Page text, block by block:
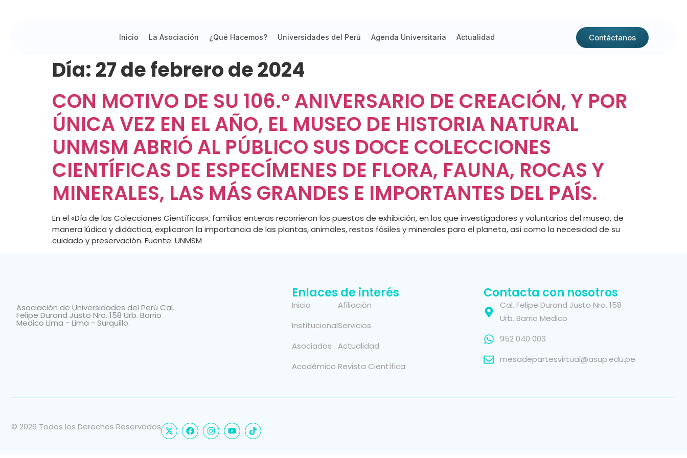
Inicio La Asociación ¿Qué Hacemos? Universidades del Perú Agenda Universitaria Actualidad Contáctanos
Día: 27 de febrero de 2024
CON MOTIVO DE SU 106.º ANIVERSARIO DE CREACIÓN, Y POR
ÚNICA VEZ EN EL AÑO, EL MUSEO DE HISTORIA NATURAL
UNMSM ABRIÓ AL PÚBLICO SUS DOCE COLECCIONES
CIENTÍFICAS DE ESPECÍMENES DE FLORA, FAUNA, ROCAS Y
MINERALES, LAS MÁS GRANDES E IMPORTANTES DEL PAÍS.
En el «Día de las Colecciones Científicas», familias enteras recorrieron los puestos de exhibición, en los que investigadores y voluntarios del museo, de
manera lúdica y didáctica, explicaron la importancia de las plantas, animales, restos fósiles y minerales para el planeta, así como la necesidad de su
cuidado y preservación. Fuente: UNMSM
Asociación de Universidades del Perú Cal.
Felipe Durand Justo Nro. 158 Urb. Barrio
Medico Lima - Lima - Surquillo.
Enlaces de interés
Inicio
Institucional
Asociados
Académico
Afiliación
Servicios
Actualidad
Revista Científica
Contacta con nosotros
Cal. Felipe Durand Justo Nro. 158
Urb. Barrio Medico
952 040 003
mesadepartesvirtual@asup.edu.pe
© 2026 Todos los Derechos Reservados